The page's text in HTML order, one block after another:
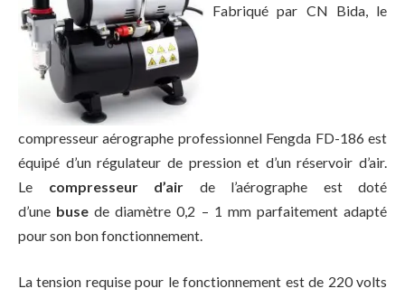
Fabriqué par CN Bida, le
compresseur aérographe professionnel Fengda FD-186 est
équipé d’un régulateur de pression et d’un réservoir d’air.
Le compresseur d’air de l’aérographe est doté
d’une buse de diamètre 0,2 – 1 mm parfaitement adapté
pour son bon fonctionnement.
La tension requise pour le fonctionnement est de 220 volts